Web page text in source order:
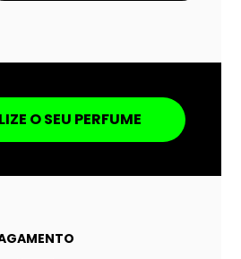
O SEU PERFUME